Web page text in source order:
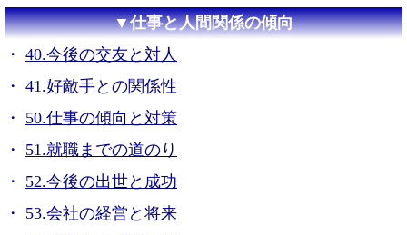
▼仕事と人間関係の傾向
40.今後の交友と対人
41.好敵手との関係性
50.仕事の傾向と対策
51.就職までの道のり
52.今後の出世と成功
53.会社の経営と将来